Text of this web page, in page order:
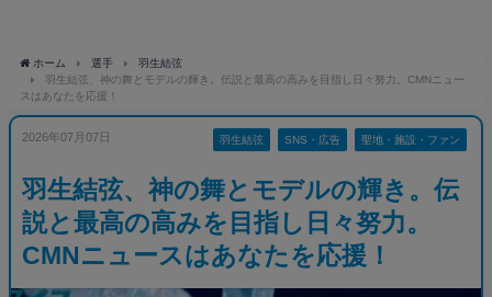
ホーム 選手
羽生結弦
羽生結弦、神の舞とモデルの輝き。伝説と最高の高みを目指し日々努力。CMNニュー
スはあなたを応援！
2026年07月07日 羽生結弦 SNS・広告 聖地・施設・ファン
羽生結弦、神の舞とモデルの輝き。伝
説と最高の高みを目指し日々努力。
CMNニュースはあなたを応援！